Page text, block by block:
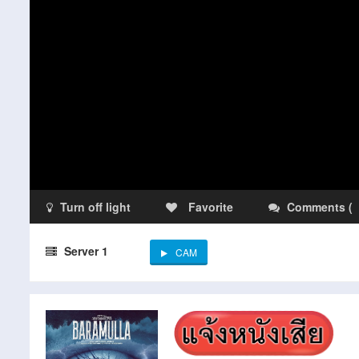
Turn off light Favorite Comments (
Server 1 CAM